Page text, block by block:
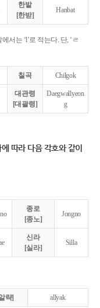
한밭
[한받]
Hanbat
서는 ‘l’로 적는다. 단, ‘ㄹ
칠곡 Chilgok
대관령
[대괄령]
Daegwallyeon
g
따라 다음 각호와 같이
종로
[종노]
Jongno
신라
[실라]
Silla
략] allyak